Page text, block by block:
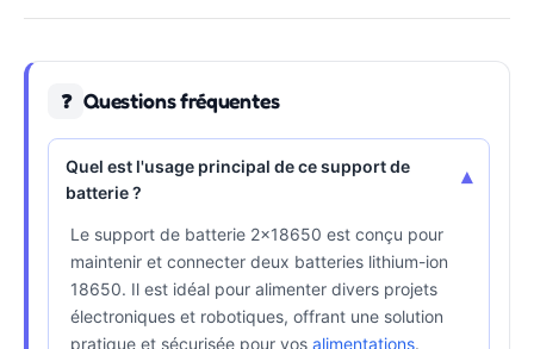
❓ Questions fréquentes
Quel est l'usage principal de ce support de
batterie ?
▾
Le support de batterie 2x18650 est conçu pour
maintenir et connecter deux batteries lithium-ion
18650. Il est idéal pour alimenter divers projets
électroniques et robotiques, offrant une solution
pratique et sécurisée pour vos alimentations.